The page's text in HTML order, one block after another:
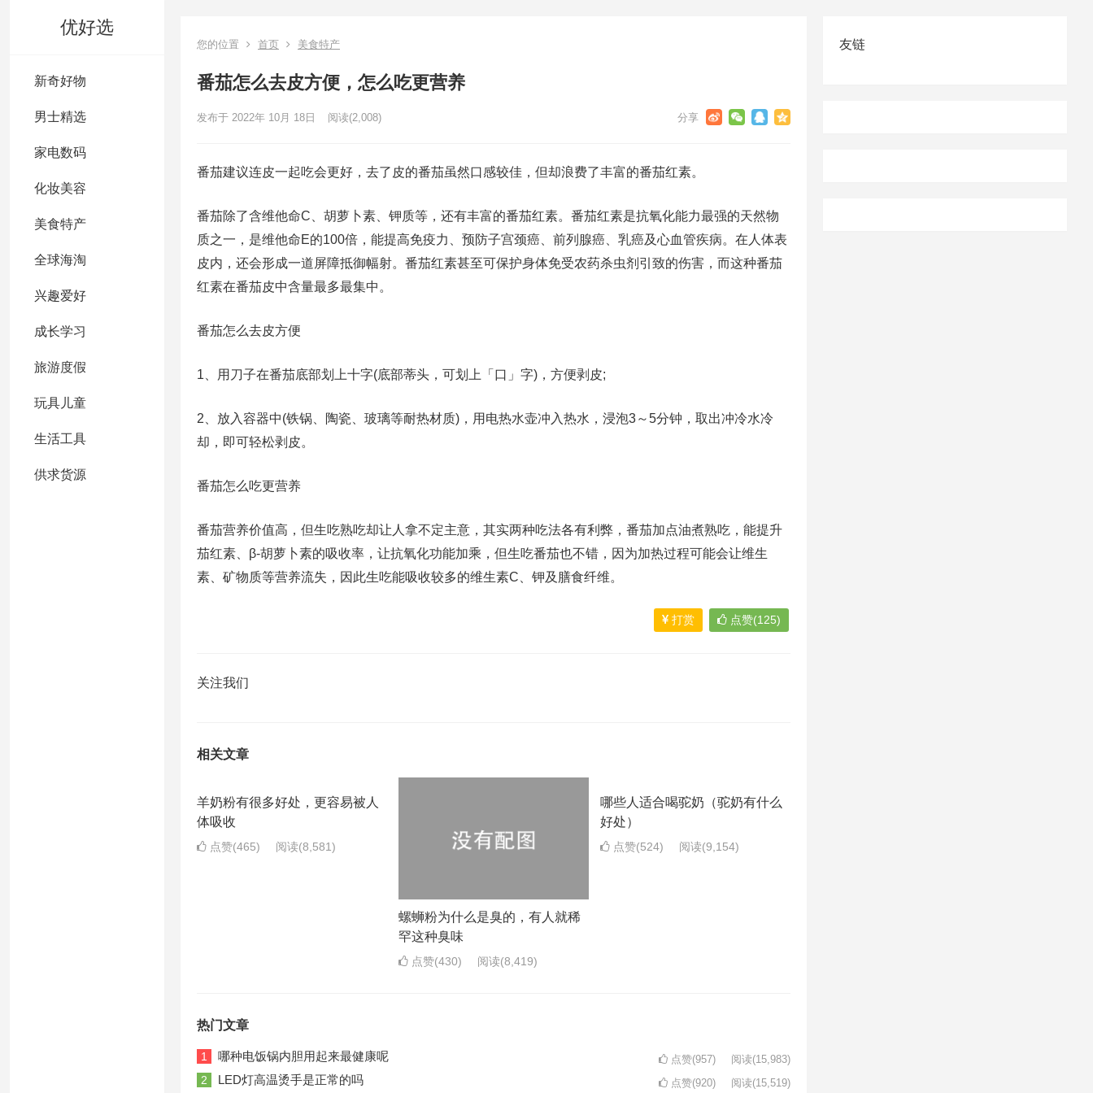
优好选
新奇好物
男士精选
家电数码
化妆美容
美食特产
全球海淘
兴趣爱好
成长学习
旅游度假
玩具儿童
生活工具
供求货源
您的位置 首页 美食特产
番茄怎么去皮方便，怎么吃更营养
发布于 2022年 10月 18日 阅读(2,008)
番茄建议连皮一起吃会更好，去了皮的番茄虽然口感较佳，但却浪费了丰富的番茄红素。
番茄除了含维他命C、胡萝卜素、钾质等，还有丰富的番茄红素。番茄红素是抗氧化能力最强的天然物
质之一，是维他命E的100倍，能提高免疫力、预防子宫颈癌、前列腺癌、乳癌及心血管疾病。在人体表
皮内，还会形成一道屏障抵御幅射。番茄红素甚至可保护身体免受农药杀虫剂引致的伤害，而这种番茄
红素在番茄皮中含量最多最集中。
番茄怎么去皮方便
1、用刀子在番茄底部划上十字(底部蒂头，可划上「口」字)，方便剥皮;
2、放入容器中(铁锅、陶瓷、玻璃等耐热材质)，用电热水壶冲入热水，浸泡3～5分钟，取出冲冷水冷
却，即可轻松剥皮。
番茄怎么吃更营养
番茄营养价值高，但生吃熟吃却让人拿不定主意，其实两种吃法各有利弊，番茄加点油煮熟吃，能提升
茄红素、β-胡萝卜素的吸收率，让抗氧化功能加乘，但生吃番茄也不错，因为加热过程可能会让维生
素、矿物质等营养流失，因此生吃能吸收较多的维生素C、钾及膳食纤维。
打赏 点赞(125)
关注我们
相关文章
羊奶粉有很多好处，更容易被人
体吸收
点赞(465) 阅读(8,581)
螺蛳粉为什么是臭的，有人就稀
罕这种臭味
点赞(430) 阅读(8,419)
哪些人适合喝驼奶（驼奶有什么
好处）
点赞(524) 阅读(9,154)
热门文章
1 哪种电饭锅内胆用起来最健康呢 点赞(957) 阅读(15,983)
2 LED灯高温烫手是正常的吗 点赞(920) 阅读(15,519)
友链